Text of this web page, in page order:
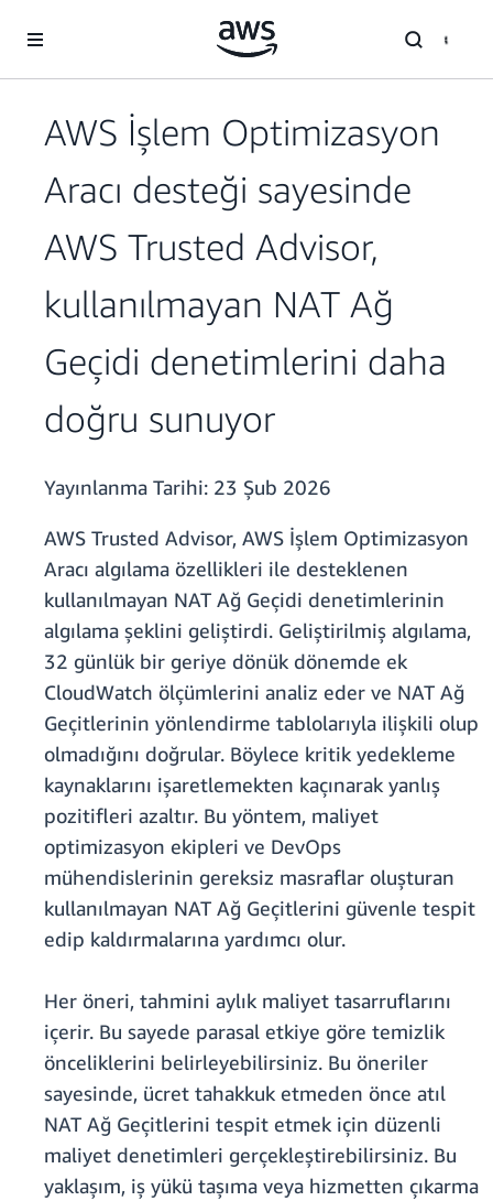
AWS İşlem Optimizasyon
Aracı desteği sayesinde
AWS Trusted Advisor,
kullanılmayan NAT Ağ
Geçidi denetimlerini daha
doğru sunuyor
Yayınlanma Tarihi: 23 Şub 2026
AWS Trusted Advisor, AWS İşlem Optimizasyon
Aracı algılama özellikleri ile desteklenen
kullanılmayan NAT Ağ Geçidi denetimlerinin
algılama şeklini geliştirdi. Geliştirilmiş algılama,
32 günlük bir geriye dönük dönemde ek
CloudWatch ölçümlerini analiz eder ve NAT Ağ
Geçitlerinin yönlendirme tablolarıyla ilişkili olup
olmadığını doğrular. Böylece kritik yedekleme
kaynaklarını işaretlemekten kaçınarak yanlış
pozitifleri azaltır. Bu yöntem, maliyet
optimizasyon ekipleri ve DevOps
mühendislerinin gereksiz masraflar oluşturan
kullanılmayan NAT Ağ Geçitlerini güvenle tespit
edip kaldırmalarına yardımcı olur.
Her öneri, tahmini aylık maliyet tasarruflarını
içerir. Bu sayede parasal etkiye göre temizlik
önceliklerini belirleyebilirsiniz. Bu öneriler
sayesinde, ücret tahakkuk etmeden önce atıl
NAT Ağ Geçitlerini tespit etmek için düzenli
maliyet denetimleri gerçekleştirebilirsiniz. Bu
yaklaşım, iş yükü taşıma veya hizmetten çıkarma